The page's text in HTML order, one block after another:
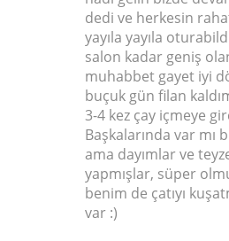
dedi ve herkesin
yayıla yayıla
salon kadar geniş
muhabbet gayet iyi
buçuk gün filan
3-4 kez çay içmeye
Başkalarında var mı
ama dayımlar ve
yapmışlar, süper
benim de çatıyı
var :)